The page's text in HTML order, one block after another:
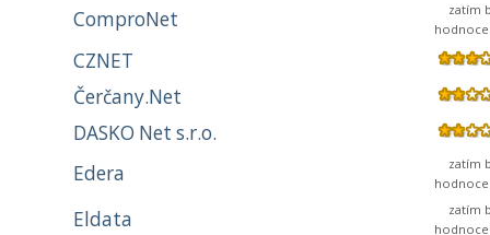
ComproNet
zatím
CZNET
Čerčany.Net
DASKO Net s.r.o.
Edera
zatím
Eldata
zatím